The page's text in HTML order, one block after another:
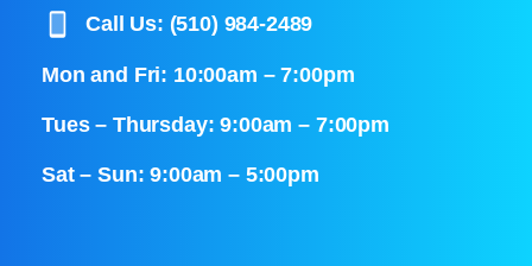
Call Us: (510) 984-2489
Mon and Fri: 10:00am – 7:00pm
Tues – Thursday: 9:00am – 7:00pm
Sat – Sun: 9:00am – 5:00pm